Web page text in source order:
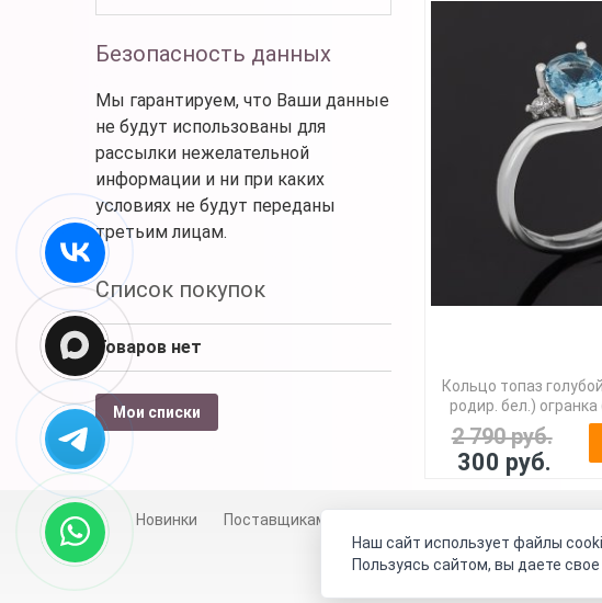
Безопасность данных
Мы гарантируем, что Ваши данные
не будут использованы для
рассылки нежелательной
информации и ни при каких
условиях не будут переданы
третьим лицам.
Список покупок
Товаров нет
Мои списки
Кольцо топаз
родир. бел.)
2 790 руб.
300 руб.
Новинки Поставщикам
Видео о
Наш сайт использует файлы
Пользуясь сайтом, вы даете свое